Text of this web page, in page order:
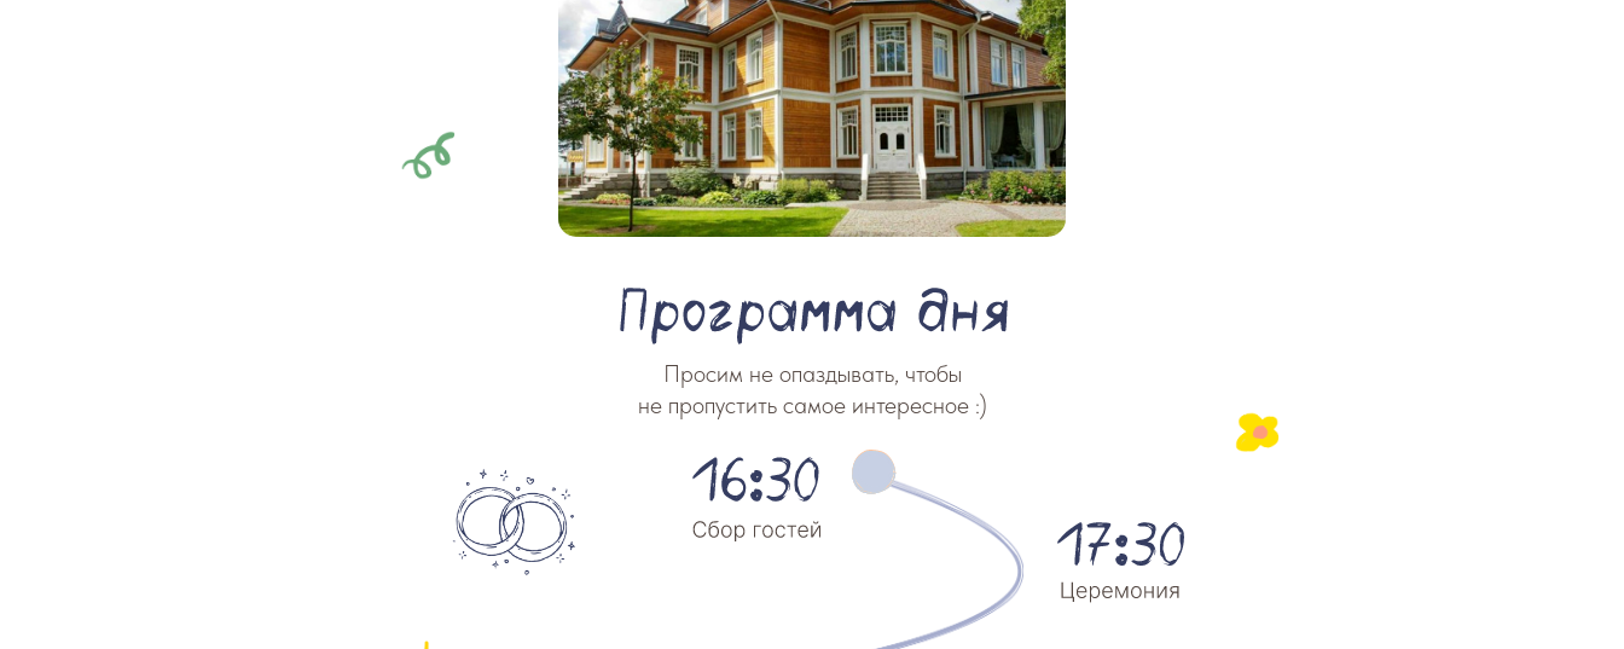
Просим не опаздывать, чтобы
не пропустить самое интересное :)